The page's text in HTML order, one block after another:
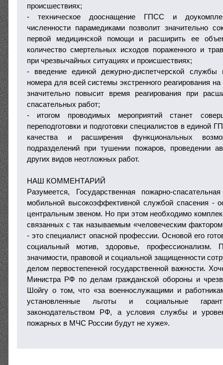
происшествиях;
- техническое дооснащение ГПСС и
численности парамедиками позволит значительно
первой медицинской помощи и расширить ее
количество смертельных исходов пораженного и
при чрезвычайных ситуациях и происшествиях;
- введение единой дежурно-диспетчерской службы
номера для всей системы экстренного реагирования
значительно повысит время реагирования при
спасательных работ;
- итогом проводимых мероприятий станет
переподготовки и подготовки специалистов в
качества и расширения функциональных
подразделений при тушении пожаров, проведении
других видов неотложных работ.
НАШ КОММЕНТАРИЙ
Разумеется, Государственная пожарно-
мобильной высокоэффективной службой спасения -
центральным звеном. Но при этом необходимо
связанных с так называемым «человеческим
- это специалист опасной профессии. Основой его
социальный мотив, здоровье, профессионализм.
значимости, правовой и социальной защищенности
делом первостепенной государственной важности.
Министра РФ по делам гражданской обороны и
Шойгу о том, что «за военнослужащими и
установленные льготы и социальные
законодательством РФ, а условия службы и
пожарных в МЧС России будут не хуже».